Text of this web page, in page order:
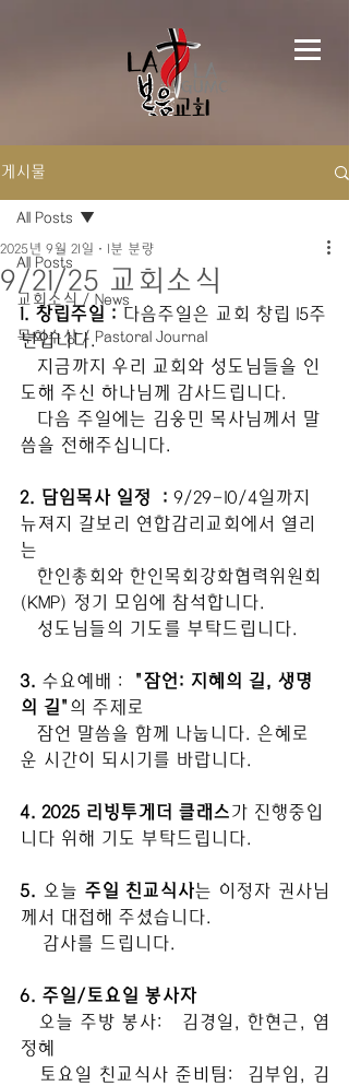
게시물
All Posts
교회소식 / News
목회수상 / Pastoral Journal
All Posts
9/21/25 교회소식
2025년 9월 21일 1분 분량
1. 창립주일 : 다음주일은 교회 창립 15주
년입니다.
지금까지 우리 교회와 성도님들을 인
도해 주신 하나님께 감사드립니다.
다음 주일에는 김웅민 목사님께서 말
씀을 전해주십니다.
2. 담임목사 일정  : 9/29-10/4일까지
뉴져지 갈보리 연합감리교회에서 열리
는
한인총회와 한인목회강화협력위원회
(KMP) 정기 모임에 참석합니다.
성도님들의 기도를 부탁드립니다.
3. 수요예배 :
"잠언: 지혜의 길, 생명
의 길" 의 주제로
잠언 말씀을 함께 나눕니다. 은혜로
운 시간이 되시기를 바랍니다.
4. 2025 리빙투게더 클래스가 진행중입
니다 위해 기도 부탁드립니다.
5. 오늘 주일 친교식사는 이정자 권사님
께서 대접해 주셨습니다.
감사를 드립니다.
6. 주일/토요일 봉사자
오늘 주방 봉사:   김경일, 한현근, 염
정혜
토요일 친교식사 준비팀:  김부임, 김